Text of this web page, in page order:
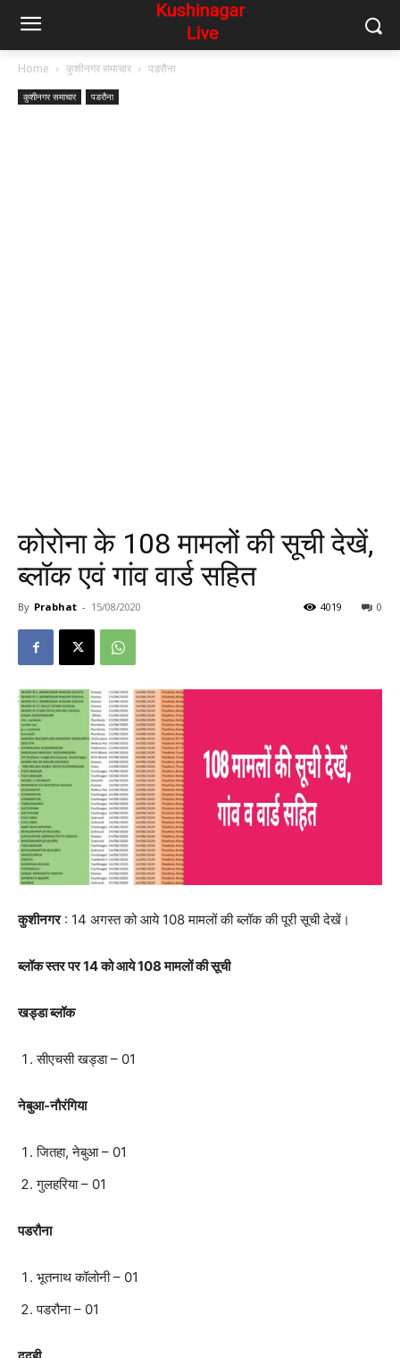
Home कुशीनगर समाचार पडरौना
कुशीनगर समाचार पडरौना
कोरोना के 108 मामलों की सूची देखें,
ब्लॉक एवं गांव वार्ड सहित
By Prabhat - 15/08/2020 0
4019
कुशीनगर: 14 अगस्त को आये 108 मामलों की ब्लॉक की पूरी सूची देखें।
ब्लॉक स्तर पर 14 को आये 108 मामलों की सूची
खड्डा ब्लॉक
सीएचसी खड्डा – 01
नेबुआ-नौरंगिया
जितहा, नेबुआ – 01
गुलहरिया – 01
पडरौना
भूतनाथ कॉलोनी – 01
पडरौना – 01